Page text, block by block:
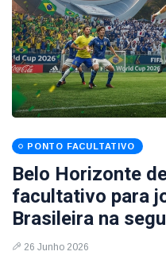
PONTO FACULTATIVO
Belo Horizonte
facultativo para
Brasileira na
26 Junho 2026